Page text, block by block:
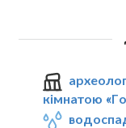
кімнатою